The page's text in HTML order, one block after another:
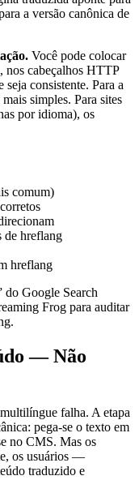
a versão canônica de
Você pode colocar
cabeçalhos HTTP
consistente. Para a
simples. Para sites
por idioma), os
comum)
hreflang
hreflang
Google Search
Frog para auditar
— Não
falha. A etapa
pega-se o texto em
no CMS. Mas os
os usuários —
traduzido e